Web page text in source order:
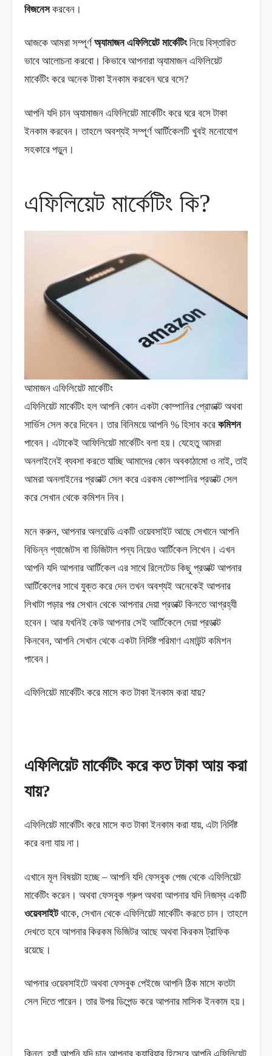
বিজনেসকরবেন।
আজকে আমরা সম্পূর্ণঅ্যামাজন এফিলিয়েট মার্কেটিংনিয়ে বিস্তারিত
ভাবে আলোচনা করবো। কিভাবে আপনারা অ্যামাজন এফিলিয়েট
মার্কেটিং করে অনেক টাকা ইনকাম করবেন ঘরে বসে?
আপনি যদি চান অ্যামাজন এফিলিয়েট মার্কেটিং করে ঘরে বসে টাকা
ইনকাম করবেন। তাহলে অবশ্যই সম্পূর্ণ আর্টিকেলটি খুবই মনোযোগ
সহকারে পড়ুন।
এফিলিয়েট মার্কেটিং কি?
আমাজন এফিলিয়েট মার্কেটিং
এফিলিয়েট মার্কেটিং হল আপনি কোন একটা কোম্পানির প্রোডাক্ট অথবা
সার্ভিস সেল করে দিবেন। তার বিনিময়ে আপনি % হিসাব করে কমিশন
পাবেন। এটাকেই আফিলিয়েট মার্কেটিং বলা হয়। যেহেতু আমরা
অনলাইনেই ব্যবসা করতে যাচ্ছি আমাদের কোন অবকাঠামো ও নাই, তাই
আমরা অনলাইনের প্রডাক্ট সেল করে এরকম কোম্পানির প্রডাক্ট সেল
করে সেখান থেকে কমিশন নিব।
মনে করুন, আপনার অলরেডি একটি ওয়েবসাইট আছে সেখানে আপনি
বিভিন্ন গ্যাজেটস বা ডিজিটাল পন্য নিয়েও আর্টিকেল লিখেন। এখন
আপনি যদি আপনার আর্টিকেল এর সাথে রিলেটেড কিছু প্রডাক্ট আপনার
আর্টিকেলের সাথে যুক্ত করে দেন তখন অবশ্যই অনেকেই আপনার
লিখাটা পড়ার পর সেখান থেকে আপনার দেয়া প্রডাক্ট কিনতে আগ্রহ্যী
হবেন। আর যখনিই কেউ আপনার সেই আর্টিকেলে দেয়া প্রডাক্ট
কিনবেন, আপনি সেখান থেকে একটা নির্দিষ্ট পরিমাণ এমাউন্ট কমিশন
পাবেন।
এফিলিয়েট মার্কেটিং করে মাসে কত টাকা ইনকাম করা যায়?
এফিলিয়েট মার্কেটিং করে কত টাকা আয় করা
যায়?
এফিলিয়েট মার্কেটিং করে মাসে কত টাকা ইনকাম করা যায়, এটা নির্দিষ্ট
করে বলা যায় না।
এখানে মূল বিষয়টা হচ্ছে – আপনি যদি ফেসবুক পেজ থেকে এফিলিয়েট
মার্কেটিং করেন। অথবা ফেসবুক গ্রুপ অথবা আপনার যদি নিজস্ব একটি
ওয়েবসাইটথাকে, সেখান থেকে এফিলিয়েট মার্কেটিং করতে চান। তাহলে
দেখতে হবে আপনার কিরকম ভিজিটর আছে অথবা কিরকম ট্রাফিক
রয়েছে।
আপনার ওয়েবসাইটে অথবা ফেসবুক পেইজে আপনি ঠিক মাসে কতটা
সেল দিতে পারেন। তার উপর ডিপেন্ড করে আপনার মাসিক ইনকাম হয়।